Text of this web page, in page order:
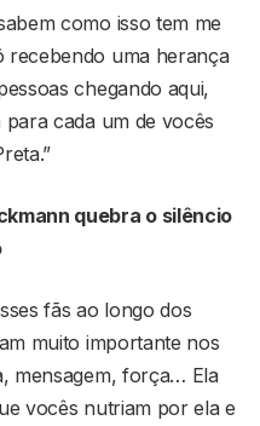
como isso tem me
recebendo uma herança
chegando aqui,
cada um de vocês
quebra o silêncio
fãs ao longo dos
muito importante nos
mensagem, força… Ela
vocês nutriam por ela e